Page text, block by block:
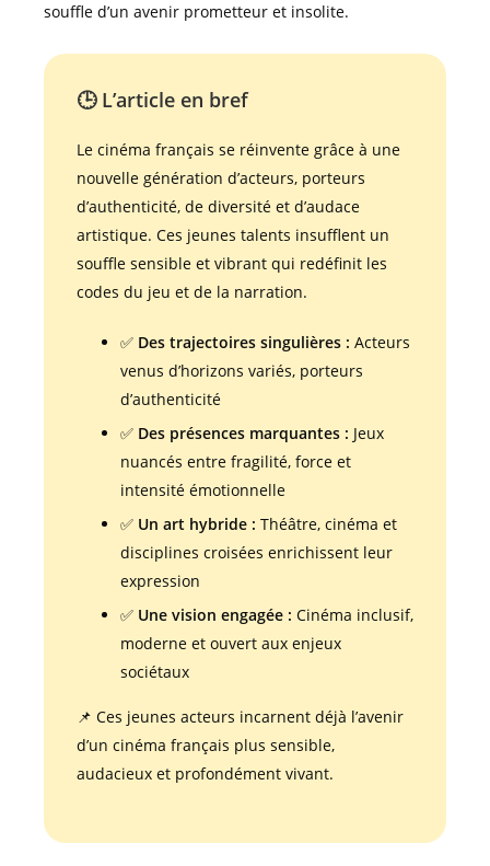
souffle d’un avenir prometteur et insolite.
🕒 L’article en bref
Le cinéma français se réinvente grâce à une
nouvelle génération d’acteurs, porteurs
d’authenticité, de diversité et d’audace
artistique. Ces jeunes talents insufflent un
souffle sensible et vibrant qui redéfinit les
codes du jeu et de la narration.
✅ Des trajectoires singulières : Acteurs
venus d’horizons variés, porteurs
d’authenticité
✅ Des présences marquantes : Jeux
nuancés entre fragilité, force et
intensité émotionnelle
✅ Un art hybride : Théâtre, cinéma et
disciplines croisées enrichissent leur
expression
✅ Une vision engagée : Cinéma inclusif,
moderne et ouvert aux enjeux
sociétaux
📌 Ces jeunes acteurs incarnent déjà l’avenir
d’un cinéma français plus sensible,
audacieux et profondément vivant.